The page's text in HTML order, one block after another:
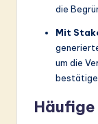
die
Mit
um die